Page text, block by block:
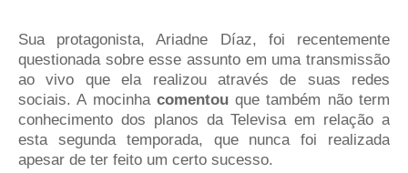
Sua protagonista, Ariadne Díaz, foi recentemente
questionada sobre esse assunto em uma transmissão
ao vivo que ela realizou através de suas redes
sociais. A mocinha comentouque também não term
conhecimento dos planos da Televisa em relação a
esta segunda temporada, que nunca foi realizada
apesar de ter feito um certo sucesso.